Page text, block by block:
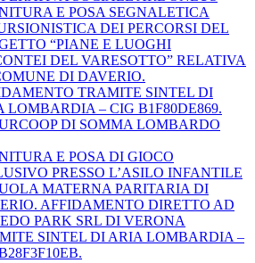
E POSA SEGNALETICA
DEI PERCORSI DEL
“PIANE E LUOGHI
DEL VARESOTTO” RELATIVA
DI DAVERIO.
TRAMITE SINTEL DI
LOMBARDIA – CIG B1F80DE869.
DI SOMMA LOMBARDO
E POSA DI GIOCO
PRESSO L’ASILO INFANTILE
MATERNA PARITARIA DI
AFFIDAMENTO DIRETTO AD
PARK SRL DI VERONA
SINTEL DI ARIA LOMBARDIA –